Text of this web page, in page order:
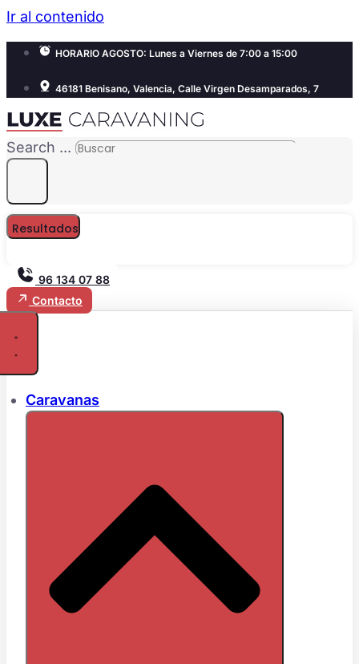
Ir al contenido
HORARIO AGOSTO: Lunes a Viernes de 7:00 a 15:00
46181 Benisano, Valencia, Calle Virgen Desamparados, 7
Search ...
Resultados
96 134 07 88
Contacto
Caravanas